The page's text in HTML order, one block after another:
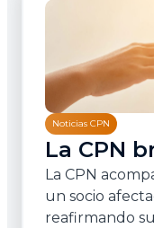
Noticias CPN
La CPN
La CPN
un socio
reafirmando